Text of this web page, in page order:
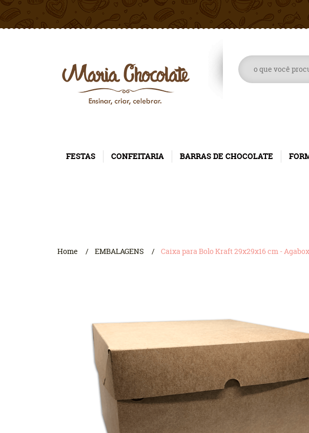
FESTAS CONFEITARIA BARRAS DE CHOCOLATE
Home EMBALAGENS Caixa para Bolo Kraft 29x29x16 cm - Agabox